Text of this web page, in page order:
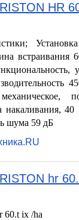
HR
встраивания
шума 59 дБ
hr
60.t ix /ha